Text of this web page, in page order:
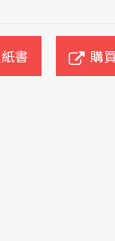
書 購